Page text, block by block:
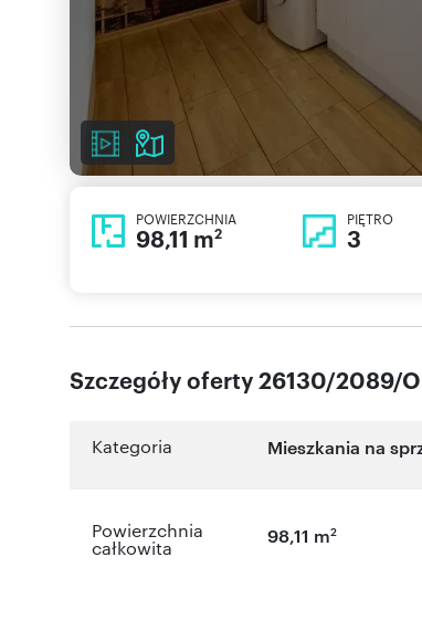
POWIERZCHNIA
98,11 m2
PIĘTRO
3
Szczegóły oferty 26130/2089/
Kategoria Mieszkania na
Powierzchnia
całkowita
98,11 m2